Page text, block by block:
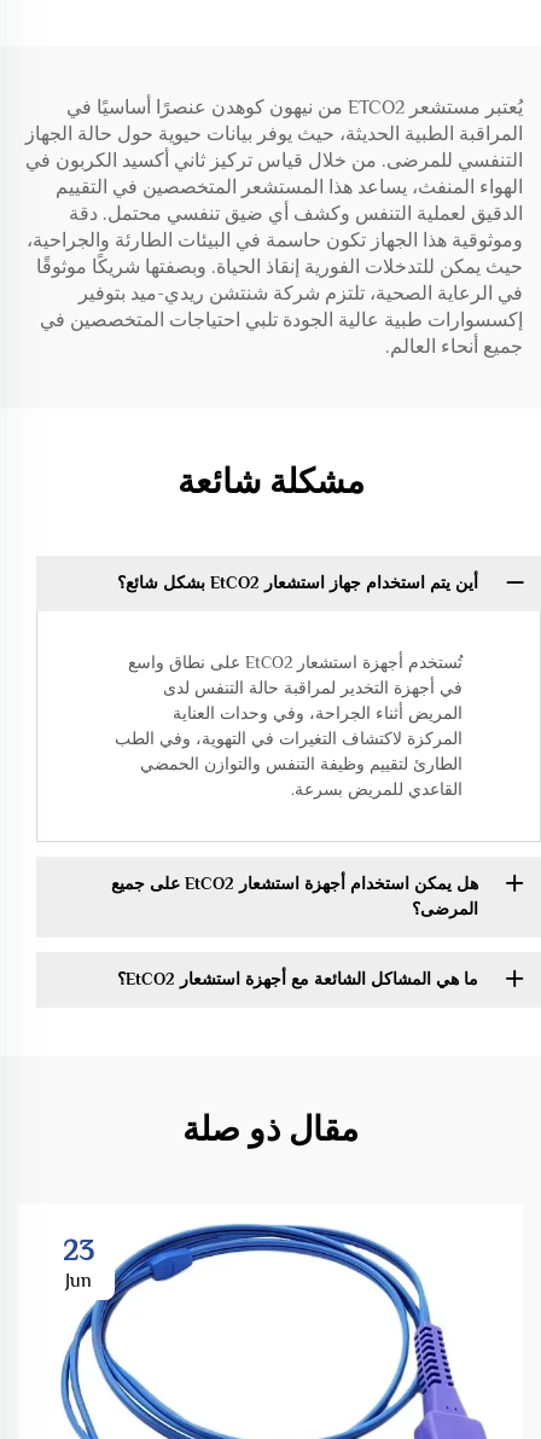
يُعتبر مستشعر ETCO2 من نيهون كوهدن عنصرًا أساسيًا في
المراقبة الطبية الحديثة، حيث يوفر بيانات حيوية حول حالة الجهاز
التنفسي للمرضى. من خلال قياس تركيز ثاني أكسيد الكربون في
الهواء المنفث، يساعد هذا المستشعر المتخصصين في التقييم
الدقيق لعملية التنفس وكشف أي ضيق تنفسي محتمل. دقة
وموثوقية هذا الجهاز تكون حاسمة في البيئات الطارئة والجراحية،
حيث يمكن للتدخلات الفورية إنقاذ الحياة. وبصفتها شريكًا موثوقًا
في الرعاية الصحية، تلتزم شركة شنتشن ريدي-ميد بتوفير
إكسسوارات طبية عالية الجودة تلبي احتياجات المتخصصين في
جميع أنحاء العالم.
مشكلة شائعة
أين يتم استخدام جهاز استشعار EtCO2 بشكل شائع؟
تُستخدم أجهزة استشعار EtCO2 على نطاق واسع
في أجهزة التخدير لمراقبة حالة التنفس لدى
المريض أثناء الجراحة، وفي وحدات العناية
المركزة لاكتشاف التغيرات في التهوية، وفي الطب
الطارئ لتقييم وظيفة التنفس والتوازن الحمضي
القاعدي للمريض بسرعة.
هل يمكن استخدام أجهزة استشعار EtCO2 على جميع
المرضى؟
ما هي المشاكل الشائعة مع أجهزة استشعار EtCO2؟
مقال ذو صلة
23
Jun